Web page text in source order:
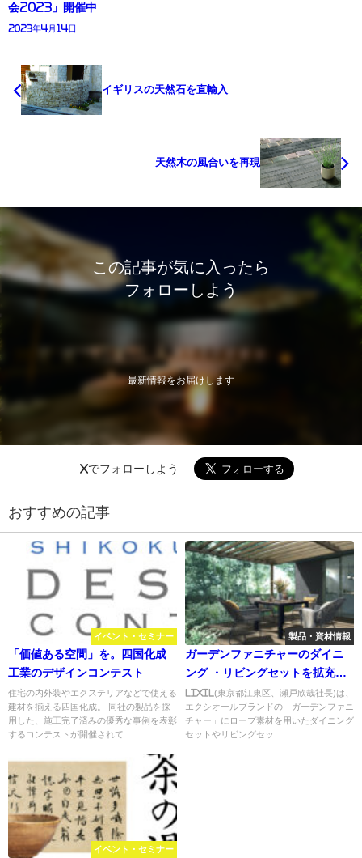
会2023」開催中
2023年4月14日
イギリスの天然石を直輸入
天然木の風合いを再現
この記事が気に入ったら
フォローしよう
最新情報をお届けします
Xでフォローしよう
おすすめの記事
イベント・セミナー
「価値ある空間」を。四国化成
工業のデザインコンテスト
住宅の内外装やエクステリアなどで使える
建材を揃える四国化成。 同社の製品を採
用した、施工完了済みの優秀な事例を表彰
するコンテストが開催されて...
製品・資材情報
ガーデンファニチャーのダイニ
ング ・リビングセットを拡充／
LIXIL
LIXIL(東京都江東区、瀬戸欣哉社長)は、
エクシオールブランドの「ガーデンファニ
チャー」にロープ素材を用いたダイニング
セットやリビングセッ...
イベント・セミナー